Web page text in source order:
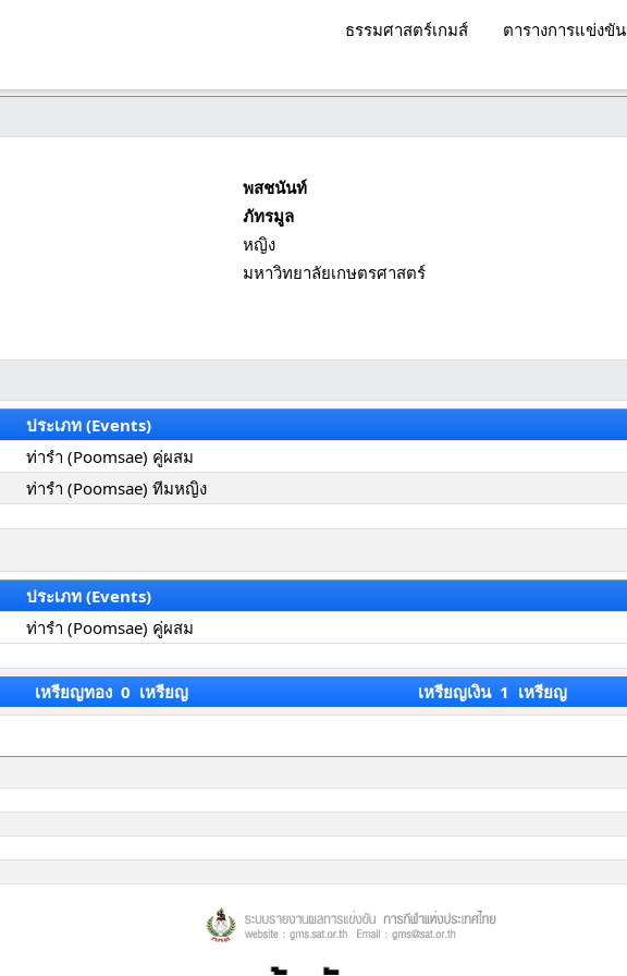
ธรรมศาสตร์เกมส์ ตารางการแข่งขัน
พสชนันท์
ภัทรมูล
หญิง
มหาวิทยาลัยเกษตรศาสตร์
ประเภท (Events)
ท่ารำ (Poomsae) คู่ผสม
ท่ารำ (Poomsae) ทีมหญิง
ประเภท (Events)
ท่ารำ (Poomsae) คู่ผสม
เหรียญทอง 0 เหรียญ เหรียญเงิน 1 เหรียญ